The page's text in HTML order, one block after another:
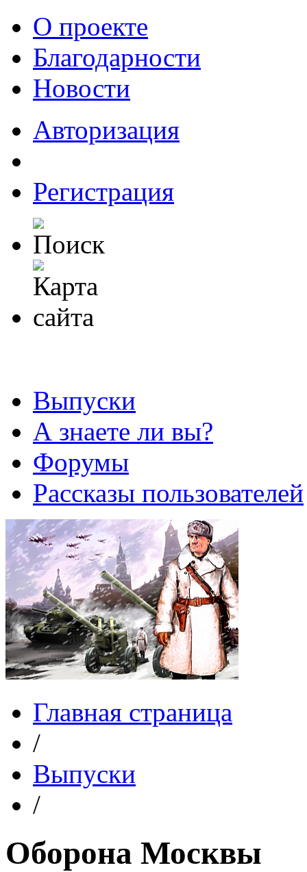
О проекте
Благодарности
Новости
Авторизация
Регистрация
Выпуски
А знаете ли вы?
Форумы
Рассказы пользователей
Главная страница
/
Выпуски
/
Оборона Москвы